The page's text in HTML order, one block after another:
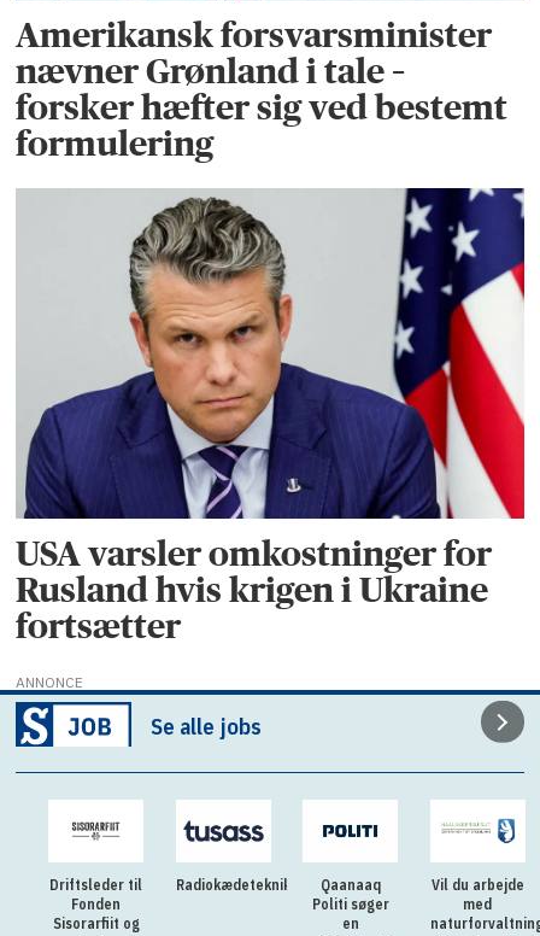
Amerikansk forsvarsminister
nævner Grønland i tale –
forsker hæfter sig ved bestemt
formulering
USA varsler omkostninger for
Rusland hvis krigen i Ukraine
fortsætter
ANNONCE
Se alle jobs
Driftsleder til
Fonden
Sisorarfiit og
Radiokædetekniker
Qaanaaq
Politi søger
en
Vil du arbejde
med